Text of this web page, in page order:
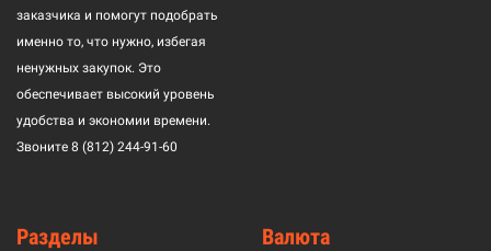
заказчика и помогут подобрать
именно то, что нужно, избегая
ненужных закупок. Это
обеспечивает высокий уровень
удобства и экономии времени.
Звоните 8 (812) 244-91-60
Разделы Валюта